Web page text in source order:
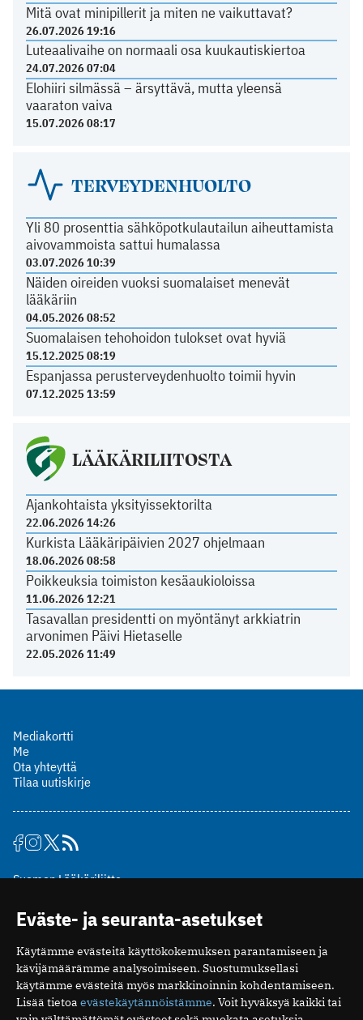
Mitä ovat minipillerit ja miten ne vaikuttavat?
26.07.2026 19:16
Luteaalivaihe on normaali osa kuukautiskiertoa
24.07.2026 07:04
Elohiiri silmässä – ärsyttävä, mutta yleensä
vaaraton vaiva
15.07.2026 08:17
TERVEYDENHUOLTO
Yli 80 prosenttia sähköpotkulautailun aiheuttamista
aivovammoista sattui humalassa
03.07.2026 10:39
Näiden oireiden vuoksi suomalaiset menevät
lääkäriin
04.05.2026 08:52
Suomalaisen tehohoidon tulokset ovat hyviä
15.12.2025 08:19
Espanjassa perusterveydenhuolto toimii hyvin
07.12.2025 13:59
LÄÄKÄRILIITOSTA
Ajankohtaista yksityissektorilta
22.06.2026 14:26
Kurkista Lääkäripäivien 2027 ohjelmaan
18.06.2026 08:58
Poikkeuksia toimiston kesäaukioloissa
11.06.2026 12:21
Tasavallan presidentti on myöntänyt arkkiatrin
arvonimen Päivi Hietaselle
22.05.2026 11:49
Mediakortti
Me
Ota yhteyttä
Tilaa uutiskirje
Suomen Lääkäriliitto
00510 Helsinki
puh. (09) 393 091
toimitus@potilaanlaakarilehti.fi
ISSN 2323-9476
Eväste- ja seuranta-asetukset
Käytämme evästeitä käyttökokemuksen parantamiseen ja
kävijämäärämme analysoimiseen. Suostumuksellasi
käytämme evästeitä myös markkinoinnin kohdentamiseen.
Lisää tietoa evästekäytännöistämme. Voit hyväksyä kaikki tai